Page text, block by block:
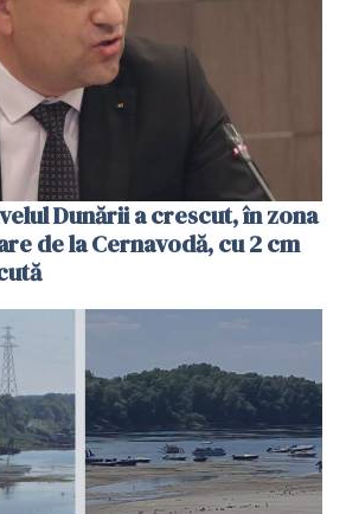
Dunării a crescut, în zona
de la Cernavodă, cu 2 cm